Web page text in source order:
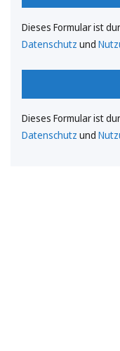
Dieses Formular ist
Datenschutz und
Dieses Formular ist
Datenschutz und